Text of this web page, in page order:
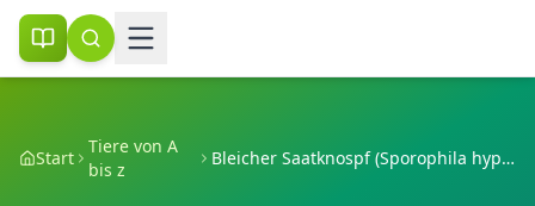
Start
Tiere von A
bis z
Bleicher Saatknospf (Sporophila hypochroma)